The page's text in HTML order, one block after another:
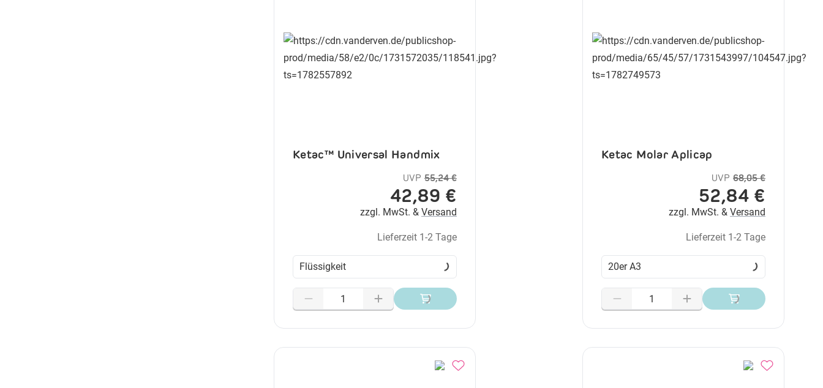
Ketac™ Universal Handmix
UVP 55,24 €
42,89 €
zzgl. MwSt. & Versand
Lieferzeit 1-2 Tage
Flüssigkeit
Ketac Molar Aplicap
UVP 68,05 €
52,84 €
zzgl. MwSt. & Versand
Lieferzeit 1-2 Tage
20er A3